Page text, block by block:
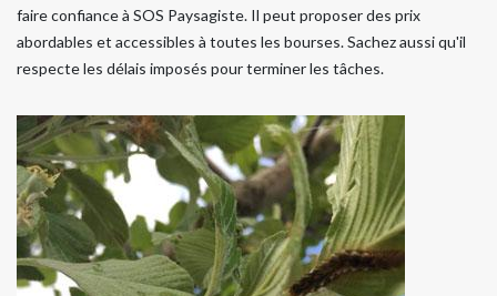
faire confiance à SOS Paysagiste. Il peut proposer des prix
abordables et accessibles à toutes les bourses. Sachez aussi qu'il
respecte les délais imposés pour terminer les tâches.